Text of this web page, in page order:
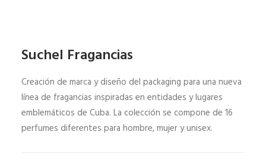
Suchel Fragancias
Creación de marca y diseño del packaging para una nueva
línea de fragancias inspiradas en entidades y lugares
emblemáticos de Cuba. La colección se compone de 16
perfumes diferentes para hombre, mujer y unisex.